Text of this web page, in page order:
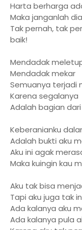
Harta berharga
Maka janganlah
Tak pernah, tak
baik!
Mendadak
Mendadak mekar
Semuanya terjadi
Karena segalanya
Adalah bagian
Keberanianku
Adalah bukti aku
Aku ini agak
Maka kuingin kau
Aku tak bisa
Tapi aku juga tak
Ada kalanya aku
Ada kalanya pula